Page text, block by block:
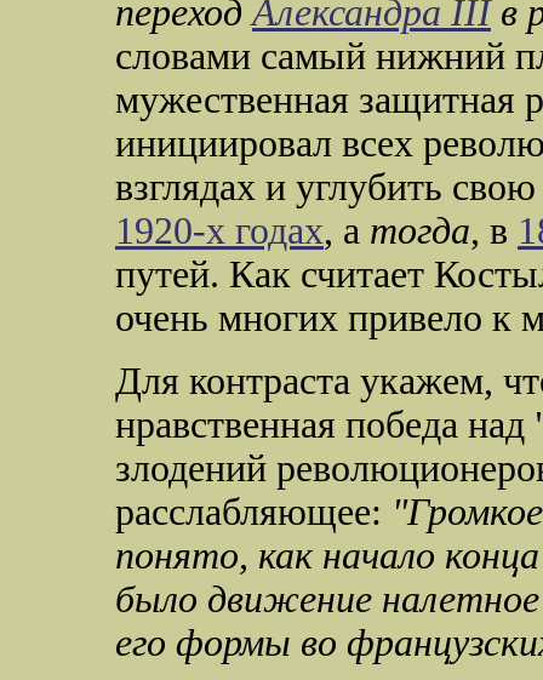
переход Александра IIIв
словами самый нижний
мужественная защитная
инициировал всех
взглядах и углубить
1920-х годах, а тогда, в
путей. Как считает
очень многих привело к
Для контраста укажем,
нравственная победа
злодений
расслабляющее:
понято, как начало
было движение
его формы во